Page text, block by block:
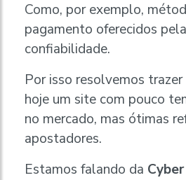
Como, por exemplo,
pagamento oferecidos
confiabilidade.
Por isso resolvemos
hoje um site com pouco
no mercado, mas ótimas
apostadores.
Estamos falando da